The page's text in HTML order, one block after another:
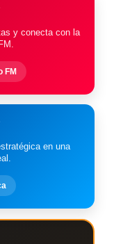
y conecta con la
FM
en una